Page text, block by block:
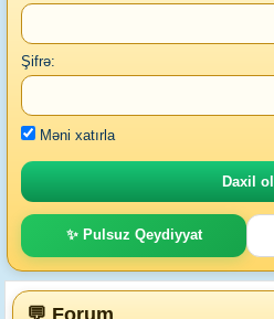
Şifrə:
Məni xatırla
✨ Pulsuz Qeydiyyat
💬 Forum